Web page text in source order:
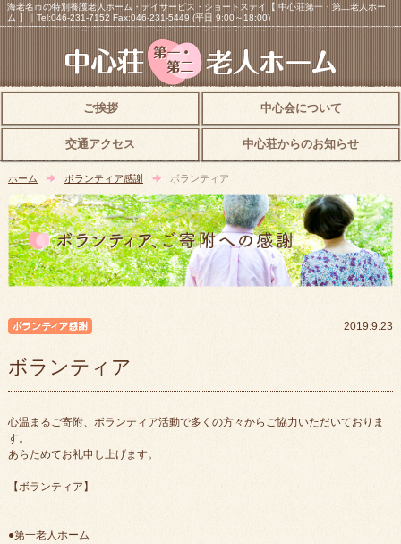
海老名市の特別養護老人ホーム・デイサービス・ショートステイ【 中心荘第一・第二老人ホー
ム 】｜Tel:046-231-7152 Fax:046-231-5449 (平日 9:00～18:00)
ご挨拶 中心会について
交通アクセス 中心荘からのお知らせ
ホーム ボランティア感謝 ボランティア
2019.9.23
ボランティア
心温まるご寄附、ボランティア活動で多くの方々からご協力いただいておりま
す。
あらためてお礼申し上げます。
【ボランティア】
●第一老人ホーム